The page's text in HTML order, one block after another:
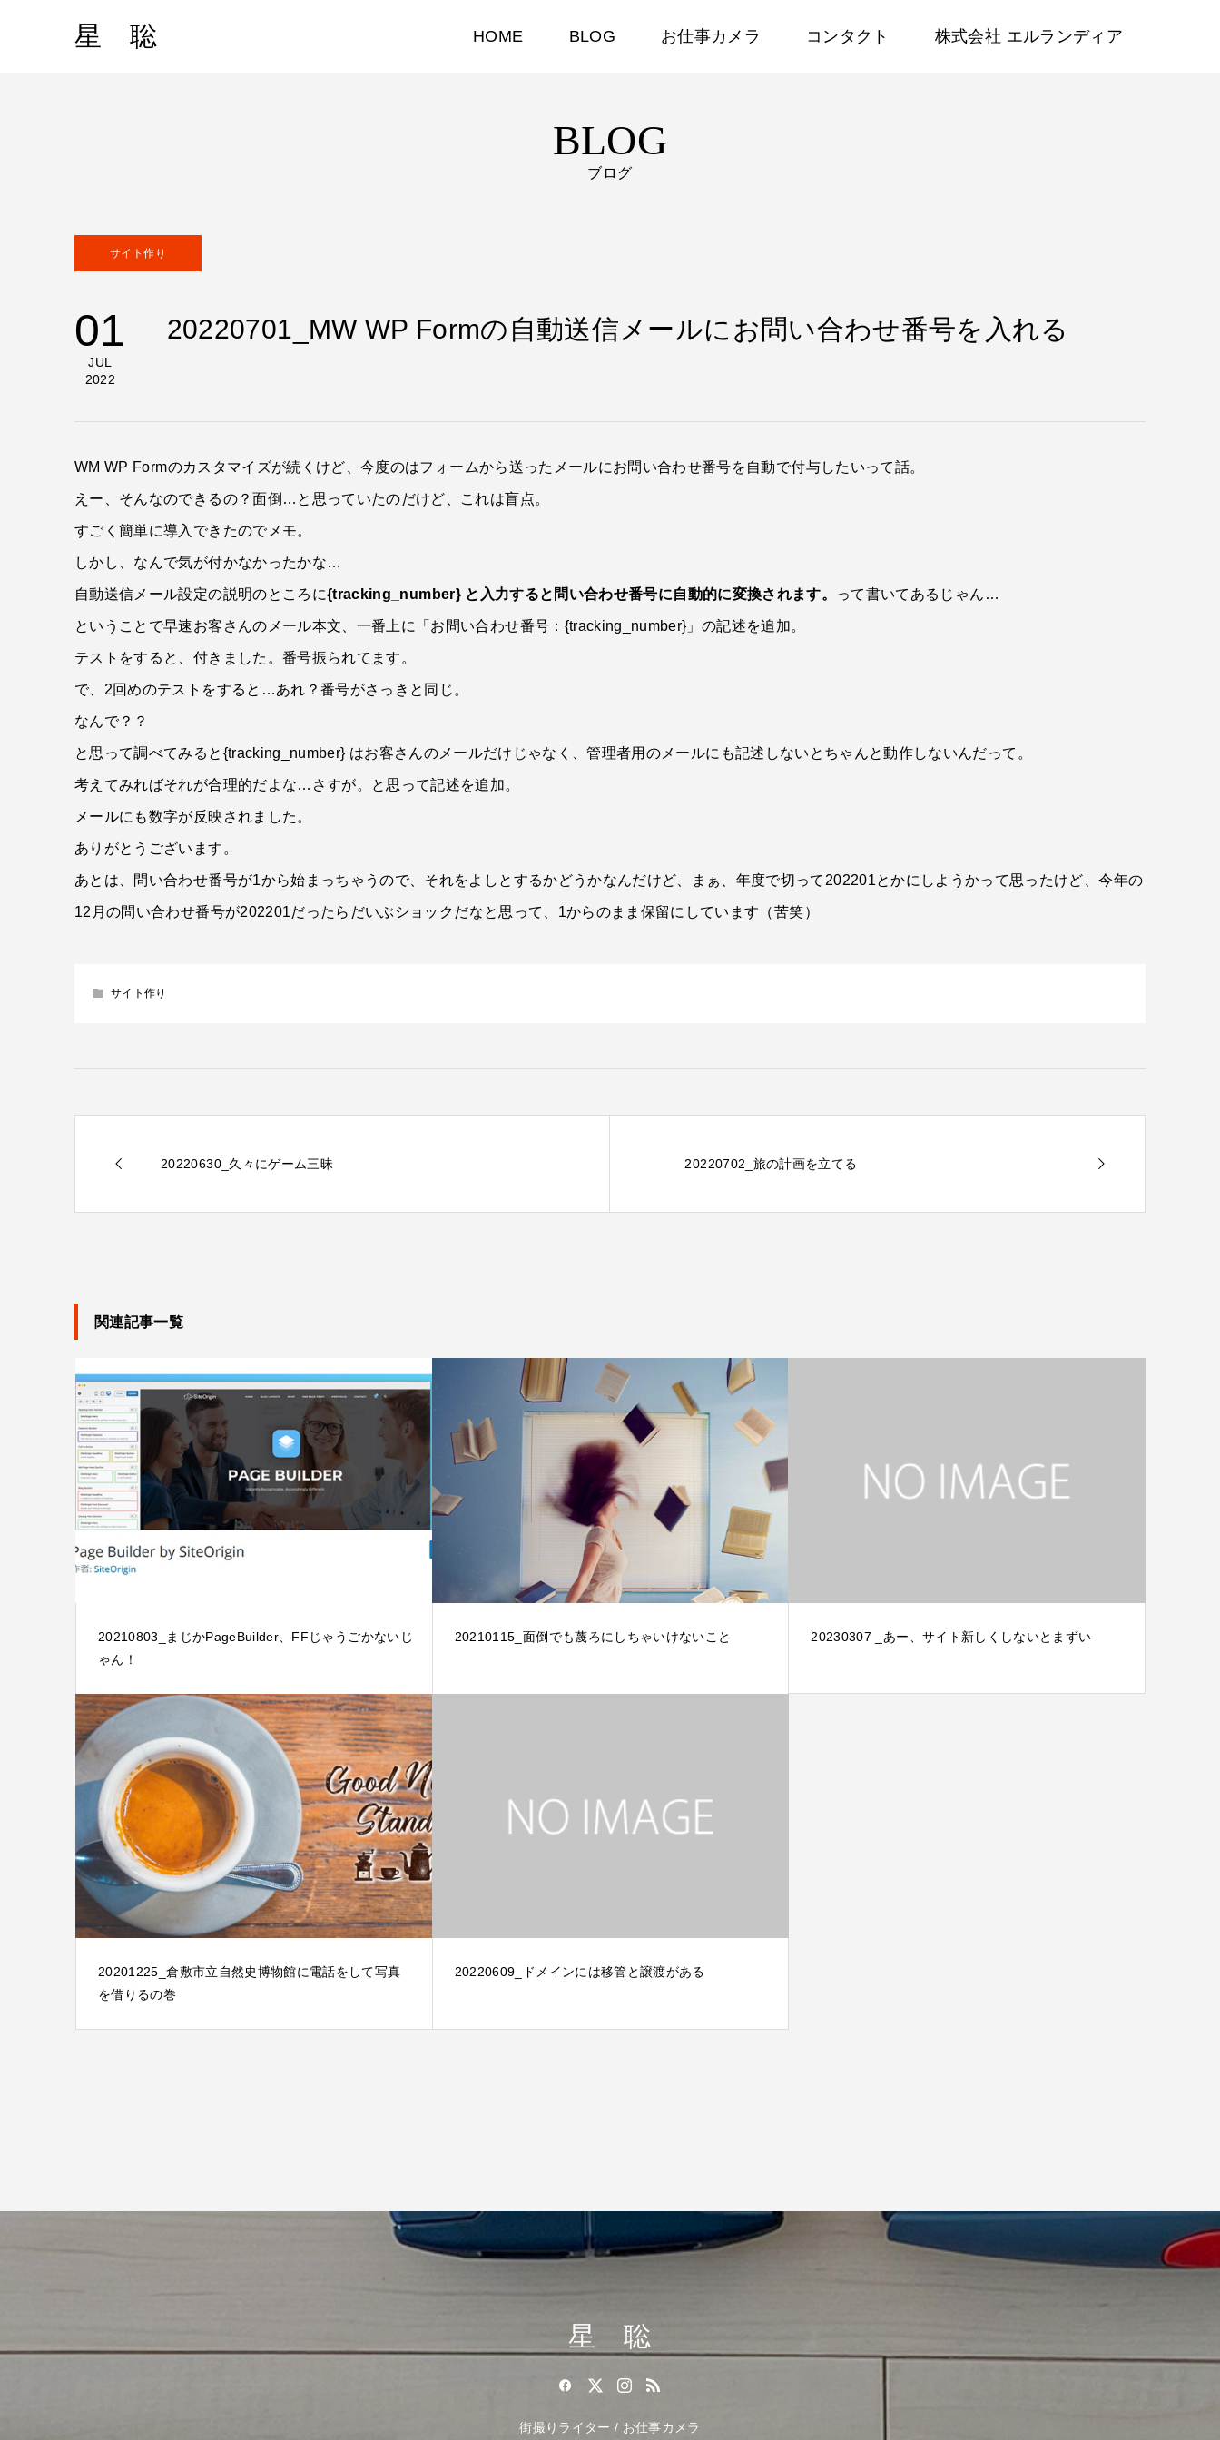
星 聡 HOME BLOG お仕事カメラ コンタクト 株式会社 エルランディア
BLOG
ブログ
サイト作り
01
JUL
2022
20220701_MW WP Formの自動送信メールにお問い合わせ番号を入れる
WM WP Formのカスタマイズが続くけど、今度のはフォームから送ったメールにお問い合わせ番号を自動で付与したいって話。
えー、そんなのできるの？面倒…と思っていたのだけど、これは盲点。
すごく簡単に導入できたのでメモ。
しかし、なんで気が付かなかったかな…
自動送信メール設定の説明のところに{tracking_number} と入力すると問い合わせ番号に自動的に変換されます。 って書いてあるじゃん…
ということで早速お客さんのメール本文、一番上に「お問い合わせ番号：{tracking_number}」の記述を追加。
テストをすると、付きました。番号振られてます。
で、2回めのテストをすると…あれ？番号がさっきと同じ。
なんで？？
と思って調べてみると{tracking_number} はお客さんのメールだけじゃなく、管理者用のメールにも記述しないとちゃんと動作しないんだって。
考えてみればそれが合理的だよな…さすが。と思って記述を追加。
メールにも数字が反映されました。
ありがとうございます。
あとは、問い合わせ番号が1から始まっちゃうので、それをよしとするかどうかなんだけど、まぁ、年度で切って202201とかにしようかって思ったけど、今年の
12月の問い合わせ番号が202201だったらだいぶショックだなと思って、1からのまま保留にしています（苦笑）
サイト作り
20220630_久々にゲーム三昧 20220702_旅の計画を立てる
関連記事一覧
20210803_まじかPageBuilder、FFじゃうごかないじ
ゃん！
20210115_面倒でも蔑ろにしちゃいけないこと 20230307 _あー、サイト新しくしないとまずい
20201225_倉敷市立自然史博物館に電話をして写真
を借りるの巻
20220609_ドメインには移管と譲渡がある
星 聡
街撮りライター / お仕事カメラ